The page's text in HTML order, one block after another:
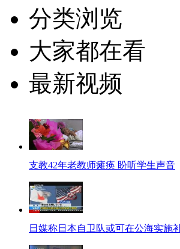
分类浏览
大家都在看
最新视频
支教42年老教师瘫痪 盼听学生声音
日媒称日本自卫队或可在公海实施